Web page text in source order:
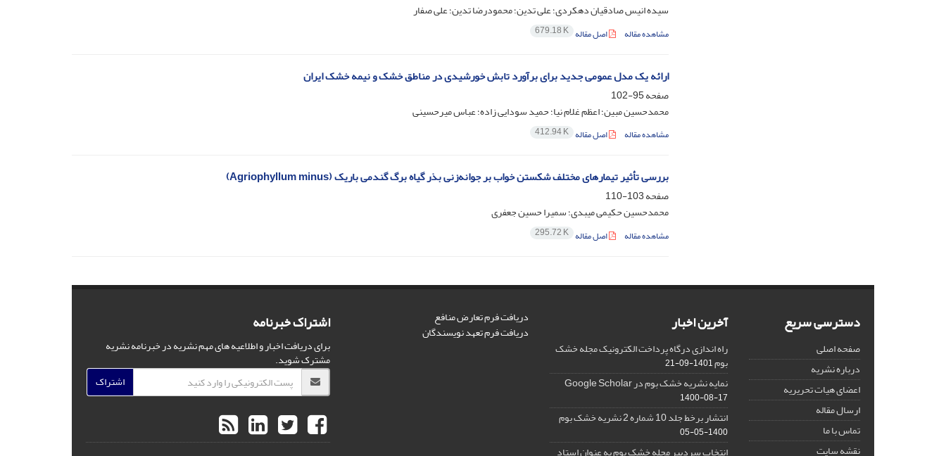
سیده انیس صادقیان دهکردی؛ علی تدین؛ محمودرضا تدین؛ علی صفار
مشاهده مقاله اصل مقاله 679.18 K
ارائه یک مدل عمومی جدید برای برآورد تابش خورشیدی در مناطق خشک و نیمه خشک ایران
صفحه95-102
محمدحسین مبین؛ اعظم غلام نیا؛ حمید سودایی زاده؛ عباس میرحسینی
مشاهده مقاله اصل مقاله 412.94 K
بررسی تأثیر تیمارهای مختلف شکستن خواب بر جوانه‌زنی بذر گیاه برگ گندمی باریک (Agriophyllum minus)
صفحه103-110
محمدحسین حکیمی میبدی؛ سمیرا حسین جعفری
مشاهده مقاله اصل مقاله 295.72 K
دسترسی سریع
صفحه اصلی
درباره نشریه
اعضای هیات تحریریه
ارسال مقاله
تماس با ما
نقشه سایت
آخرین اخبار
راه اندازی درگاه پرداخت الکترونیک مجله خشک
بوم1401-09-21
نمایه نشریه خشک بوم در Google Scholar
1400-08-17
انتشار برخط جلد 10 شماره 2 نشریه خشک بوم
1400-05-05
انتخاب سردبیر مجله خشک بوم به عنوان استاد
دریافت فرم تعارض منافع
دریافت فرم تعهد نویسندگان اشتراک خبرنامه
برای دریافت اخبار و اطلاعیه های مهم نشریه در خبرنامه نشریه
مشترک شوید.
اشتراک